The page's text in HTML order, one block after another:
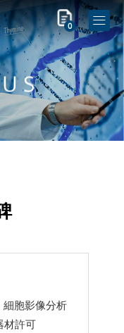
0
胞影像分析
材許可